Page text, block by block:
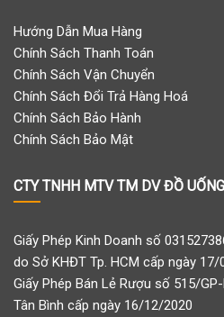
Hướng Dẫn Mua Hàng
Chính Sách Thanh Toán
Chính Sách Vận Chuyển
Chính Sách Đổi Trả Hàng Hoá
Chính Sách Bảo Hành
Chính Sách Bảo Mật
CTY TNHH MTV TM DV ĐỒ
Giấy Phép Kinh Doanh số
do Sở KHĐT Tp. HCM cấp ngày 17/
Giấy Phép Bán Lẻ Rượu số 515/
Tân Bình cấp ngày 16/12/2020